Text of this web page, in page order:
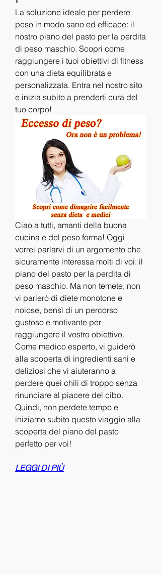
La soluzione ideale per perdere
peso in modo sano ed efficace: il
nostro piano del pasto per la perdita
di peso maschio. Scopri come
raggiungere i tuoi obiettivi di fitness
con una dieta equilibrata e
personalizzata. Entra nel nostro sito
e inizia subito a prenderti cura del
tuo corpo!
Ciao a tutti, amanti della buona
cucina e del peso forma! Oggi
vorrei parlarvi di un argomento che
sicuramente interessa molti di voi: il
piano del pasto per la perdita di
peso maschio. Ma non temete, non
vi parlerò di diete monotone e
noiose, bensì di un percorso
gustoso e motivante per
raggiungere il vostro obiettivo.
Come medico esperto, vi guiderò
alla scoperta di ingredienti sani e
deliziosi che vi aiuteranno a
perdere quei chili di troppo senza
rinunciare al piacere del cibo.
Quindi, non perdete tempo e
iniziamo subito questo viaggio alla
scoperta del piano del pasto
perfetto per voi!
LEGGI DI PIÙ